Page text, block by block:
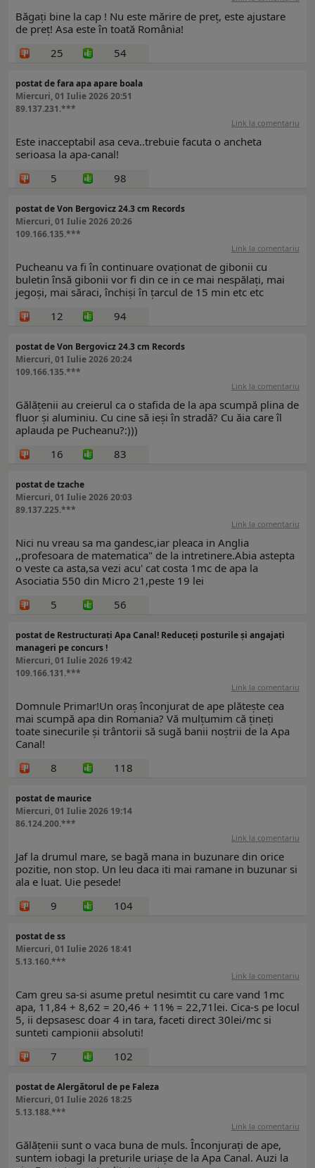
Băgați bine la cap ! Nu este mărire de preț, este ajustare
de preț! Asa este în toată România!
25
54
postat de fara apa apare boala
Miercuri, 01 Iulie 2026 20:51
89.137.231.***
Link la comentariu
Este inacceptabil asa ceva..trebuie facuta o ancheta
serioasa la apa-canal!
5
98
postat de Von Bergovicz 24.3 cm Records
Miercuri, 01 Iulie 2026 20:26
109.166.135.***
Link la comentariu
Pucheanu va fi în continuare ovaționat de gibonii cu
buletin însă gibonii vor fi din ce in ce mai nespălați, mai
jegoși, mai săraci, închiși în țarcul de 15 min etc etc
12
94
postat de Von Bergovicz 24.3 cm Records
Miercuri, 01 Iulie 2026 20:24
109.166.135.***
Link la comentariu
Gălățenii au creierul ca o stafida de la apa scumpă plina de
fluor și aluminiu. Cu cine să ieși în stradă? Cu ăia care îl
aplauda pe Pucheanu?:)))
16
83
postat de tzache
Miercuri, 01 Iulie 2026 20:03
89.137.225.***
Link la comentariu
Nici nu vreau sa ma gandesc,iar pleaca in Anglia
,,profesoara de matematica" de la intretinere.Abia astepta
o veste ca asta,sa vezi acu' cat costa 1mc de apa la
Asociatia 550 din Micro 21,peste 19 lei
5
56
postat de Restructurați Apa Canal! Reduceți posturile și angajați
manageri pe concurs !
Miercuri, 01 Iulie 2026 19:42
109.166.131.***
Link la comentariu
Domnule Primar!Un oraș înconjurat de ape plătește cea
mai scumpă apa din Romania? Vă mulțumim că țineți
toate sinecurile și trântorii să sugă banii noștrii de la Apa
Canal!
8
118
postat de maurice
Miercuri, 01 Iulie 2026 19:14
86.124.200.***
Link la comentariu
Jaf la drumul mare, se bagă mana in buzunare din orice
pozitie, non stop. Un leu daca iti mai ramane in buzunar si
ala e luat. Uie pesede!
9
104
postat de ss
Miercuri, 01 Iulie 2026 18:41
5.13.160.***
Link la comentariu
Cam greu sa-si asume pretul nesimtit cu care vand 1mc
apa, 11,84 + 8,62 = 20,46 + 11% = 22,71lei. Cica-s pe locul
5, ii depsasesc doar 4 in tara, faceti direct 30lei/mc si
sunteti campionii absoluti!
7
102
postat de Alergătorul de pe Faleza
Miercuri, 01 Iulie 2026 18:25
5.13.188.***
Link la comentariu
Gălățenii sunt o vaca buna de muls. Înconjurați de ape,
suntem iobagi la preturile uriașe de la Apa Canal. Auzi la